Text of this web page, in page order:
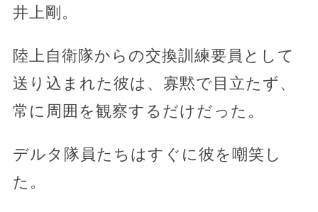
井上剛。
陸上自衛隊からの交換訓練要員として
送り込まれた彼は、寡黙で目立たず、
常に周囲を観察するだけだった。
デルタ隊員たちはすぐに彼を嘲笑し
た。